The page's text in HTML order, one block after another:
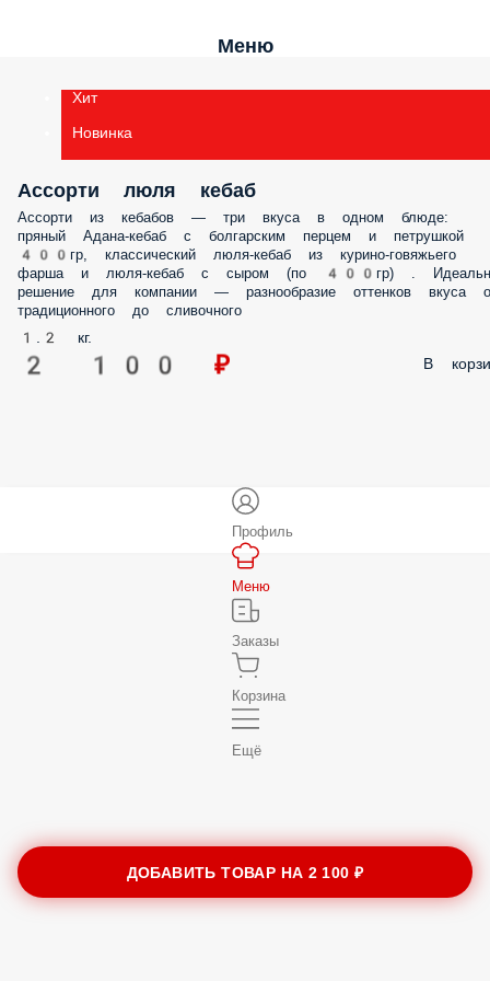
Меню
Хит
Новинка
Ассорти люля кебаб
Ассорти из кебабов — три вкуса в одном блюде: пряный Адана-
болгарским перцем и петрушкой 400гр, классический люля-кебаб из
курино-говяжьего фарша и люля-кебаб с сыром (по 400гр) .
решение для компании — разнообразие оттенков вкуса от
традиционного до сливочного
1.2 кг.
2 100 ₽
ДОБАВИТЬ ТОВАР НА 2 100 ₽
Профиль
Меню
Заказы
Корзина
Ещё